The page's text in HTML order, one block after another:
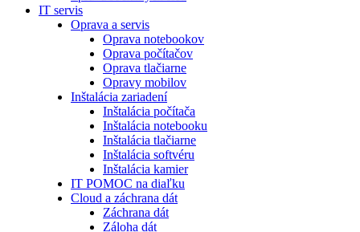
IT servis
Oprava a servis
Oprava notebookov
Oprava počítačov
Oprava tlačiarne
Opravy mobilov
Inštalácia zariadení
Inštalácia počítača
Inštalácia notebooku
Inštalácia tlačiarne
Inštalácia softvéru
Inštalácia kamier
IT POMOC na diaľku
Cloud a záchrana dát
Záchrana dát
Záloha dát